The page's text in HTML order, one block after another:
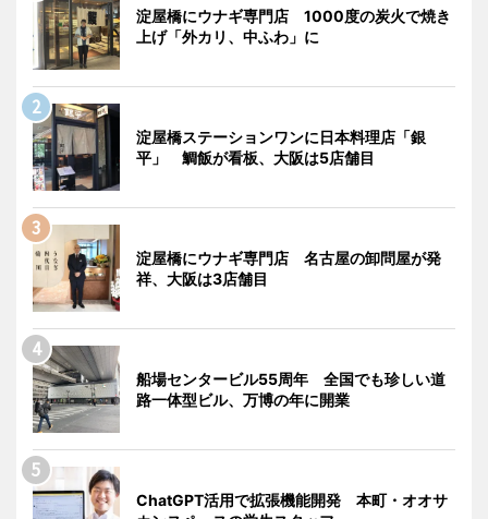
淀屋橋にウナギ専門店 1000度の炭火で焼き
上げ「外カリ、中ふわ」に
淀屋橋ステーションワンに日本料理店「銀
平」 鯛飯が看板、大阪は5店舗目
淀屋橋にウナギ専門店 名古屋の卸問屋が発
祥、大阪は3店舗目
船場センタービル55周年 全国でも珍しい道
路一体型ビル、万博の年に開業
ChatGPT活用で拡張機能開発 本町・オオサ